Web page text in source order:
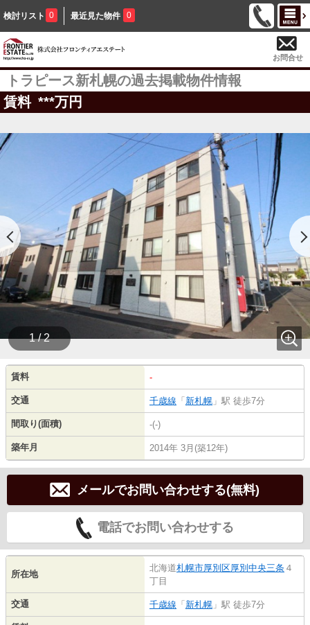
検討リスト 0 最近見た物件 0
お問合せ
トラピース新札幌の過去掲載物件情報
賃料 ***万円
1 / 2
賃料 -
交通 千歳線 「 新札幌 」駅 徒歩7分
間取り(面積) -(-)
築年月 2014年 3月(築12年)
メールでお問い合わせする(無料)
電話でお問い合わせする
所在地
北海道札幌市厚別区厚別中央三条 ４
丁目
交通 千歳線 「 新札幌 」駅 徒歩7分